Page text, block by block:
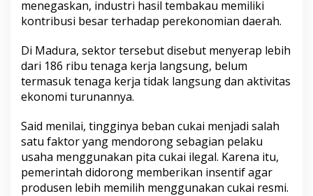
e
c
l
menegaskan, industri hasil tembakau memiliki
kontribusi besar terhadap perekonomian daerah.
Di Madura, sektor tersebut disebut menyerap lebih
dari 186 ribu tenaga kerja langsung, belum
termasuk tenaga kerja tidak langsung dan aktivitas
ekonomi turunannya.
Said menilai, tingginya beban cukai menjadi salah
satu faktor yang mendorong sebagian pelaku
usaha menggunakan pita cukai ilegal. Karena itu,
pemerintah didorong memberikan insentif agar
produsen lebih memilih menggunakan cukai resmi.